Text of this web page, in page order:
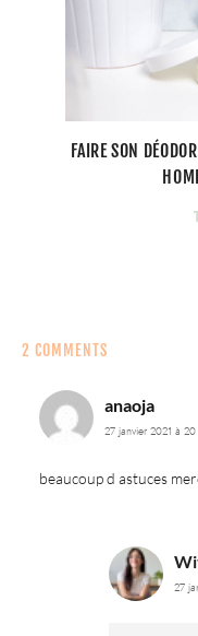
FAIRE SON
2 COMMENTS
anaoja
27 janvier 2021 à
beaucoup d astuces
27